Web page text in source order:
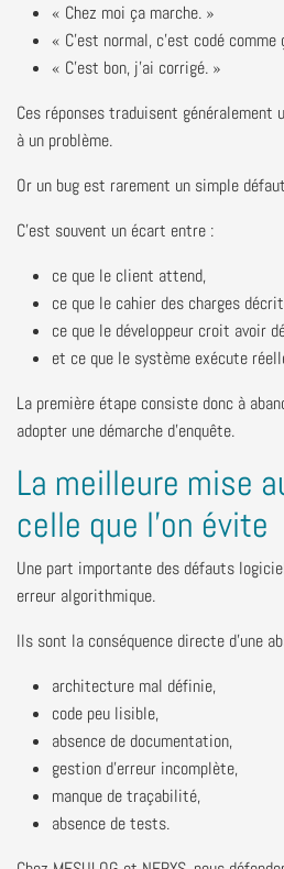
« Chez moi ça marche. »
« C'est normal, c'est codé comme
« C'est bon, j'ai corrigé. »
Ces réponses traduisent
à un problème.
Or un bug est rarement un simple
C'est souvent un écart entre :
ce que le client attend,
ce que le cahier des charges
ce que le développeur croit avoir
et ce que le système exécute
La première étape consiste donc à
adopter une démarche d'enquête.
La meilleure mise
celle que l'on évite
Une part importante des défauts
erreur algorithmique.
Ils sont la conséquence directe d'une
architecture mal définie,
code peu lisible,
absence de documentation,
gestion d'erreur incomplète,
manque de traçabilité,
absence de tests.